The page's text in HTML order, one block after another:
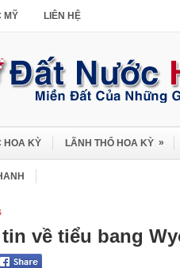
MỸ LIÊN HỆ
HOA KỲ LÃNH THỔ HOA KỲ »
về tiểu bang